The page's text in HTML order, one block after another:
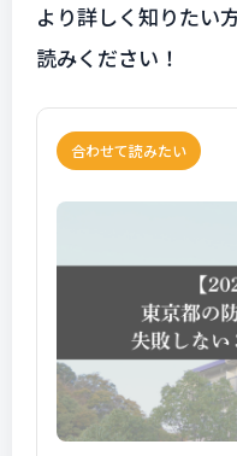
より詳しく知りたい
読みください！
合わせて読みたい